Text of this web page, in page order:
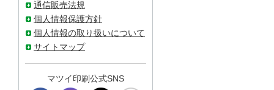
通信販売法規
個人情報保護方針
個人情報の取り扱いについて
サイトマップ
マツイ印刷公式SNS